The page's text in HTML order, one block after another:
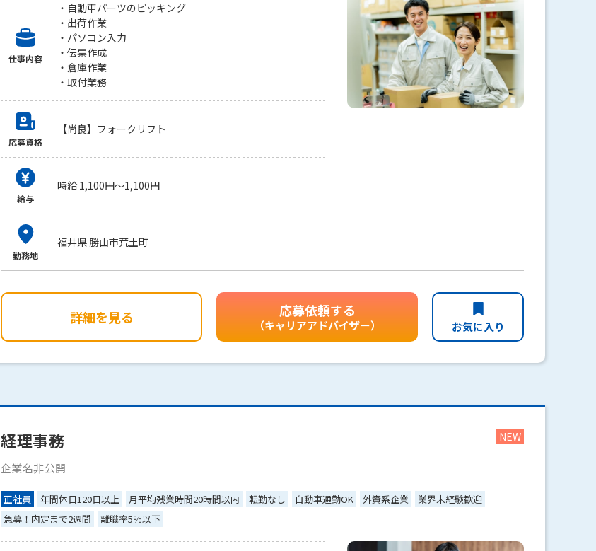
仕事内容
・自動車パーツのピッキング
・出荷作業
・パソコン入力
・伝票作成
・倉庫作業
・取付業務
応募資格
【尚良】フォークリフト
給与
時給 1,100円～1,100円
勤務地
福井県 勝山市荒土町
詳細を見る 応募依頼する
（キャリアアドバイザー） お気に入り
経理事務
企業名非公開
正社員 年間休日120日以上 月平均残業時間20時間以内 転勤なし 自動車通勤OK 外資系企業
業界未経験歓迎
急募！内定まで2週間
離職率5％以下